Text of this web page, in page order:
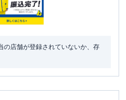
の店舗が登録されていないか、存